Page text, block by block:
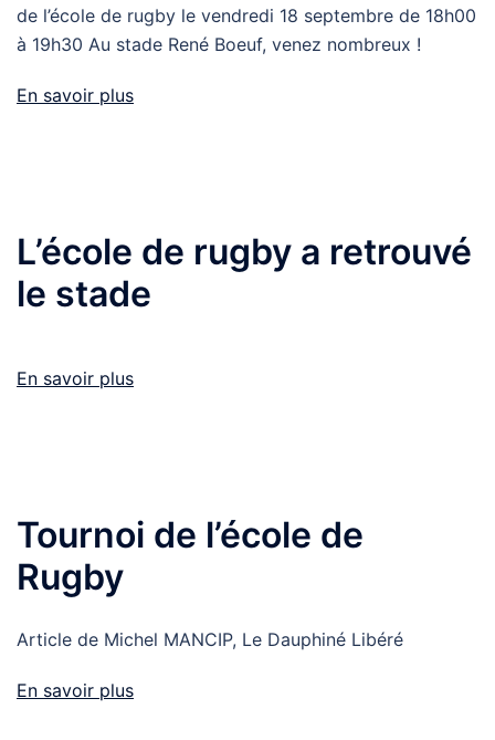
de l’école de rugby le vendredi 18 septembre de 18h00
à 19h30 Au stade René Boeuf, venez nombreux !
En savoir plus
L’école de rugby a retrouvé
le stade
En savoir plus
Tournoi de l’école de
Rugby
Article de Michel MANCIP, Le Dauphiné Libéré
En savoir plus